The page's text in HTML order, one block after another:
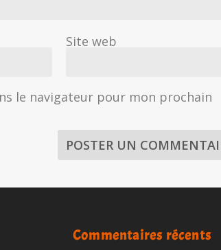
Site web
le navigateur pour mon prochain
Commentaires récents